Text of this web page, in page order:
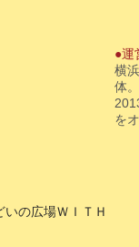
●運
横
体。
を
の広場ＷＩＴＨ